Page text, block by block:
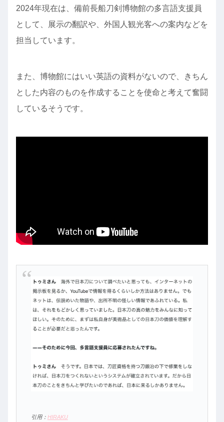
2024年現在は、備前長船刀剣博物館の多言語支援員
として、展示の翻訳や、外国人観光客への案内などを
担当しています。
また、博物館にはいい英語の資料がないので、きちん
とした内容のものを作成することを使命と考えて奮闘
しているそうです。
引用： HIRAKU